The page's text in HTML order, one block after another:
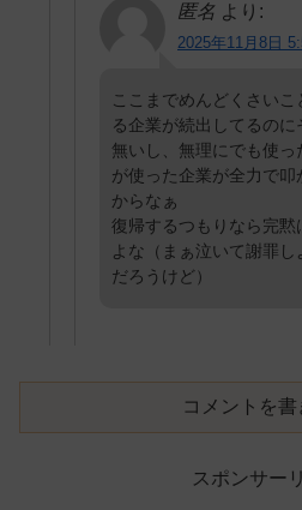
匿名 より:
2025年11月8日
ここまでめんどくさい
る企業が続出してるの
無いし、無理にでも使っ
が使った企業が全力で
からなぁ
復帰するつもりなら完
よな（まぁ泣いて謝罪
だろうけど）
コメントを書
スポンサー